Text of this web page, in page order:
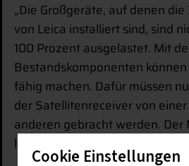
„Die Großgeräte, auf denen
von Leica installiert sind, sind
100 Prozent ausgelastet. Mit
Bestandskomponenten
fähig machen. Dafür müssen
der Satellitenreceiver von
anderen gebracht werden.
liegt bei nicht einmal fünf
Cookie Einstellungen